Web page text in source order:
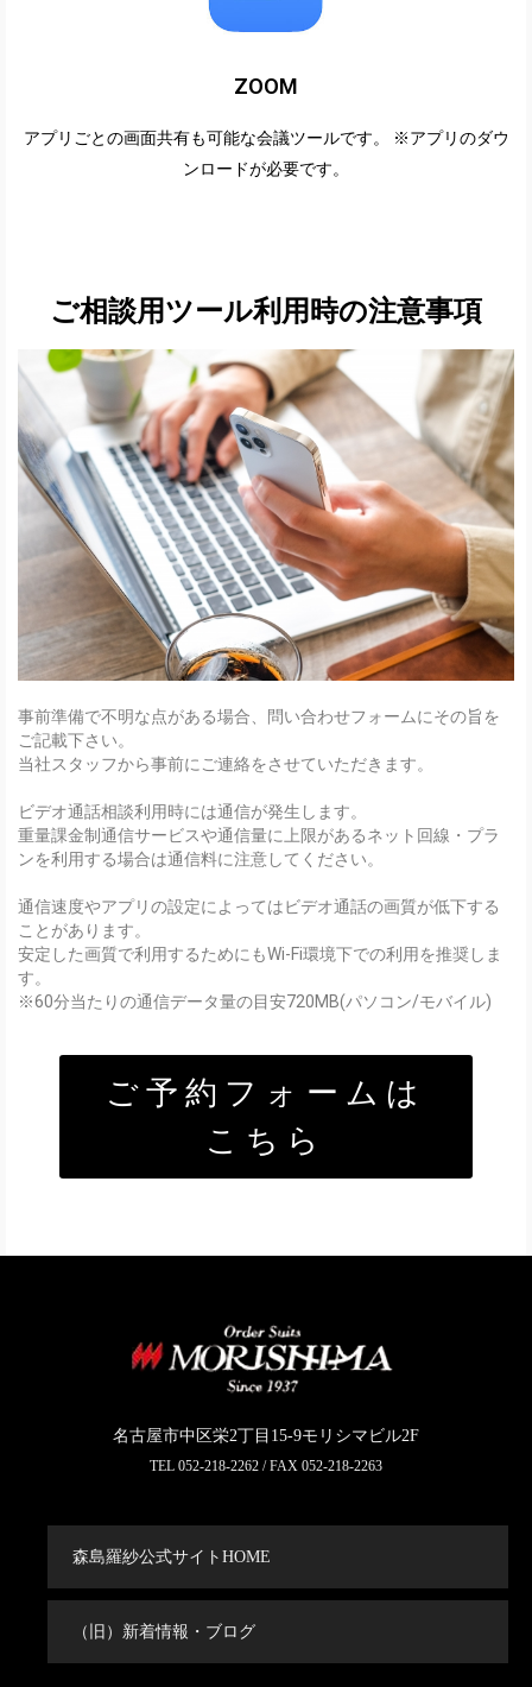
ZOOM
アプリごとの画面共有も可能な会議ツールです。 ※アプリのダウ
ンロードが必要です。
ご相談用ツール利用時の注意事項
事前準備で不明な点がある場合、問い合わせフォームにその旨を
ご記載下さい。
当社スタッフから事前にご連絡をさせていただきます。
ビデオ通話相談利用時には通信が発生します。
重量課金制通信サービスや通信量に上限があるネット回線・プラ
ンを利用する場合は通信料に注意してください。
通信速度やアプリの設定によってはビデオ通話の画質が低下する
ことがあります。
安定した画質で利用するためにもWi-Fi環境下での利用を推奨しま
す。
※60分当たりの通信データ量の目安720MB(パソコン/モバイル)
ご予約フォームは
こちら
名古屋市中区栄2丁目15-9モリシマビル2F
TEL 052-218-2262 / FAX 052-218-2263
森島羅紗公式サイトHOME
（旧）新着情報・ブログ